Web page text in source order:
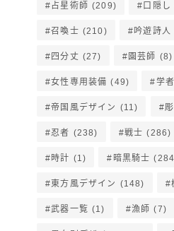
占星術師 (209) 口隠し
召喚士 (210) 吟遊詩人
四分丈 (27) 園芸師 (8)
女性専用装備 (49) 学者
帝国風デザイン (11)
忍者 (238) 戦士 (286)
時計 (1) 暗黒騎士
東方風デザイン (148)
武器一覧 (1) 漁師 (7)